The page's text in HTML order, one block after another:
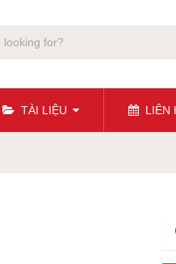
TÀI LIỆU LIÊN